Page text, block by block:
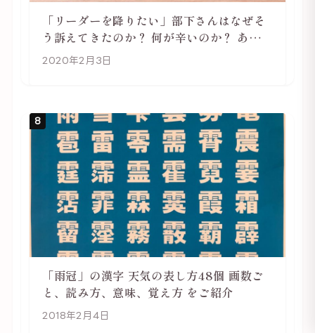
「リーダーを降りたい」部下さんはなぜそ
う訴えてきたのか？ 何が辛いのか？ あらた
めて考えてみる
2020年2月3日
8
「雨冠」の漢字 天気の表し方48個 画数ご
と、読み方、意味、覚え方 をご紹介
2018年2月4日